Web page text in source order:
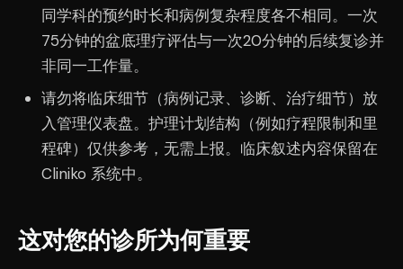
同学科的预约时长和病例复杂程度各不相同。一次
75分钟的盆底理疗评估与一次20分钟的后续复诊并
非同一工作量。
请勿将临床细节（病例记录、诊断、治疗细节）放
入管理仪表盘。护理计划结构（例如疗程限制和里
程碑）仅供参考，无需上报。临床叙述内容保留在
Cliniko 系统中。
这对您的诊所为何重要